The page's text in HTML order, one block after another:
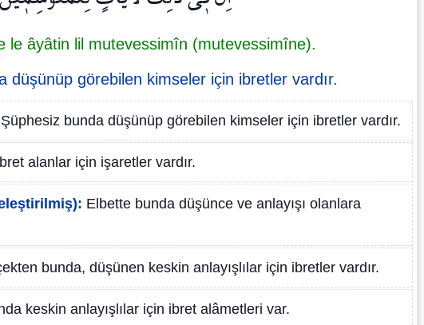
le âyâtin lil mutevessimîn (mutevessimîne).
düşünüp görebilen kimseler için ibretler vardır.
Şüphesiz bunda düşünüp görebilen kimseler için ibretler vardır.
alanlar için işaretler vardır.
Elbette bunda düşünce ve anlayışı olanlara
bunda, düşünen keskin anlayışlılar için ibretler vardır.
keskin anlayışlılar için ibret alâmetleri var.